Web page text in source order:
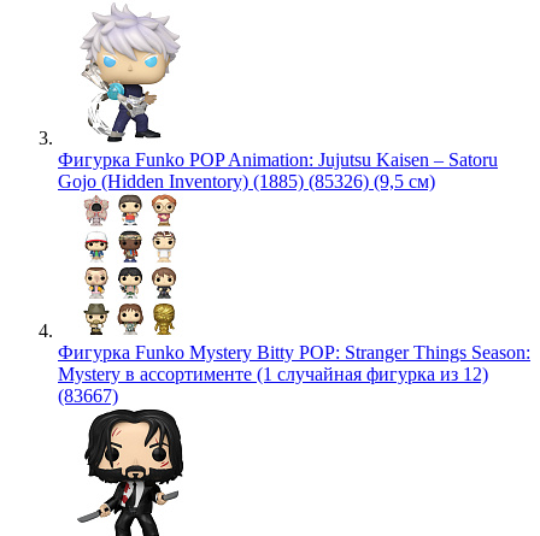
Фигурка Funko POP Animation: Jujutsu Kaisen – Satoru
Gojo (Hidden Inventory) (1885) (85326) (9,5 см)
Фигурка Funko Mystery Bitty POP: Stranger Things Season:
Mystery в ассортименте (1 случайная фигурка из 12)
(83667)